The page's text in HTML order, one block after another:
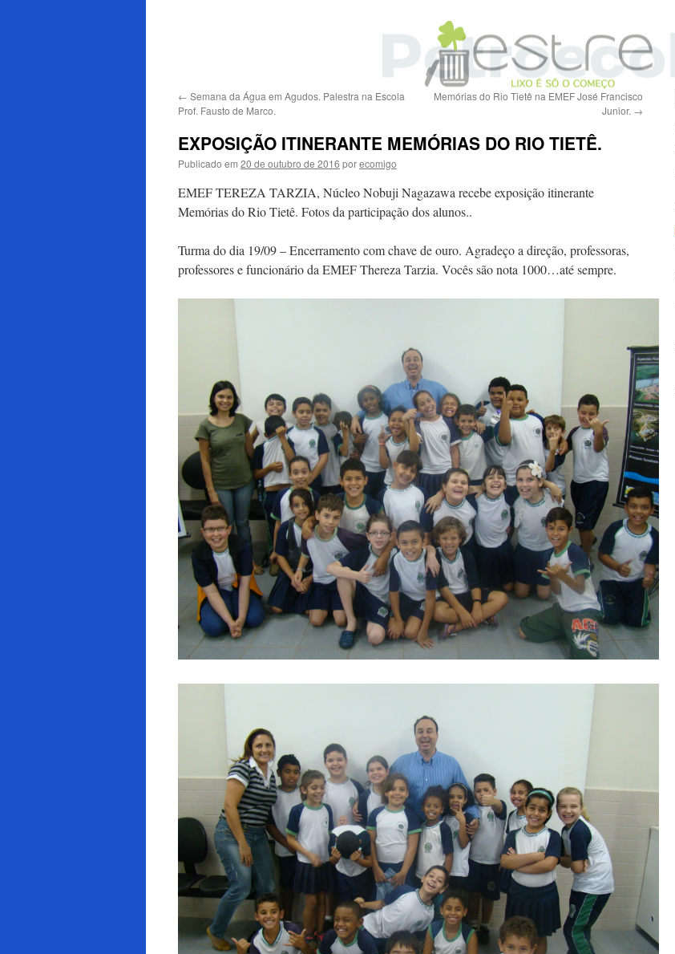
← Semana da Água em Agudos. Palestra na Escola
Prof. Fausto de Marco.
Memórias do Rio Tietê na EMEF José Francisco
Junior. →
EXPOSIÇÃO ITINERANTE MEMÓRIAS DO RIO TIETÊ.
Publicado em 20 de outubro de 2016 porecomigo
EMEF TEREZA TARZIA, Núcleo Nobuji Nagazawa recebe exposição itinerante
Memórias do Rio Tietê. Fotos da participação dos alunos..
Turma do dia 19/09 – Encerramento com chave de ouro. Agradeço a direção, professoras,
professores e funcionário da EMEF Thereza Tarzia. Vocês são nota 1000…até sempre.